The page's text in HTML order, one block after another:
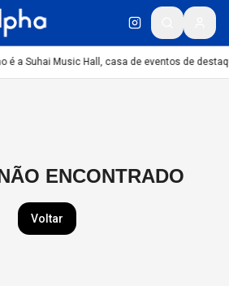
é a Suhai Music Hall, casa de eventos de
ENCONTRADO
Voltar